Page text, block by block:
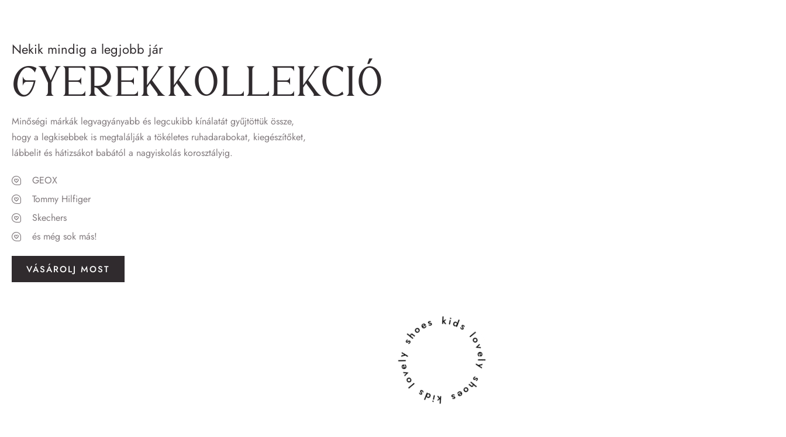
Nekik mindig a legjobb jár
Gyerek­kollekció
Minőségi márkák legvagyányabb és legcukibb kínálatát gyűjtöttük össze,
hogy a legkisebbek is megtalálják a tökéletes ruhadarabokat, kiegészítőket,
lábbelit és hátizsákot babától a nagyiskolás korosztályig.
GEOX
Tommy Hilfiger
Skechers
és még sok más!
VÁSÁROLJ MOST
lovely shoes kids lovely shoes kids